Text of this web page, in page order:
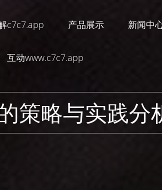
c7c7.app 产品展示 新闻中
互动www.c7c7.app
策略与实践分